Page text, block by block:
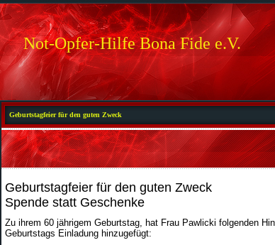
Not-Opfer-Hilfe Bona Fide e.V.
Geburtstagfeier für den guten Zweck
Geburtstagfeier für den guten Zweck
Spende statt Geschenke
Zu ihrem 60 jährigem Geburtstag, hat Frau Pawlicki folgenden
Geburtstags Einladung hinzugefügt: